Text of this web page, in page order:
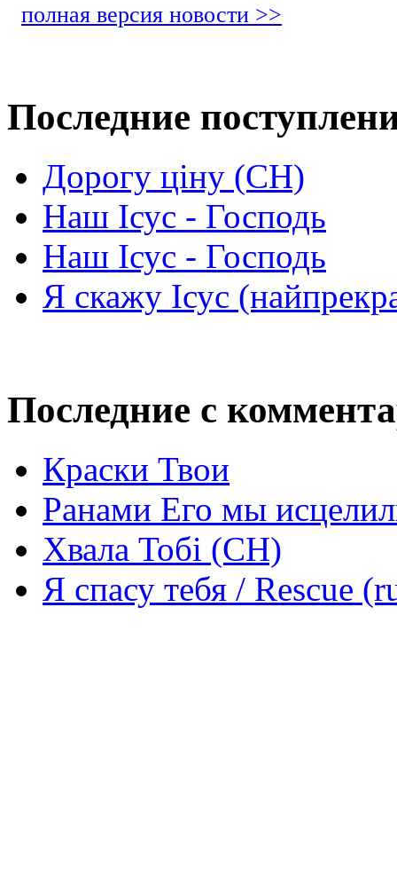
полная версия новости >>
Последние
Дорогу ціну (СН)
Наш Ісус - Господь
Наш Ісус - Господь
Я скажу Ісус
Последние с
Краски Твои
Ранами Его мы
Хвала Тобі (СН)
Я спасу тебя / Rescue